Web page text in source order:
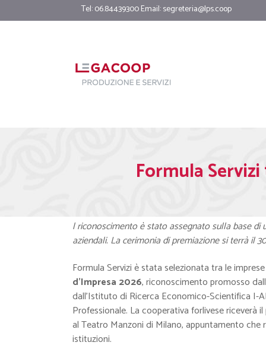
Tel: 06.84439300 Email:segreteria@lps.coop
Formula
l riconoscimento è stato assegnato sulla base di
aziendali. La cerimonia di premiazione si terrà il
Formula Servizi è stata selezionata tra le
d’Impresa 2026, riconoscimento promosso
dall’Istituto di Ricerca Economico-Scientifica I-
Professionale. La cooperativa forlivese riceverà
al Teatro Manzoni di Milano, appuntamento
istituzioni.